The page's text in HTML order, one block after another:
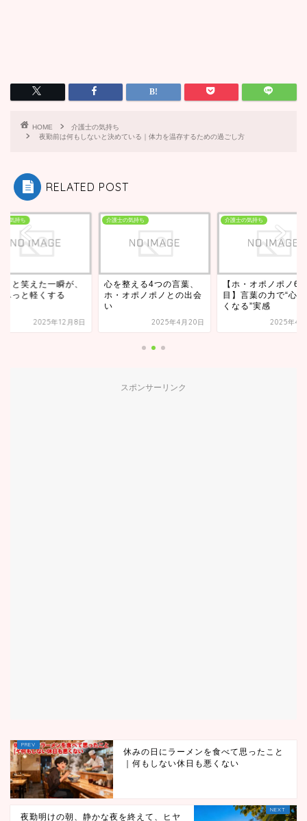
HOME
介護士の気持ち
夜勤前は何もしないと決めている｜体力を温存するための過ごし方
RELATED POST
の気持ち
ッと笑えた一瞬が、
ふっと軽くする
2025年12月8日
介護士の気持ち
心を整える4つの言葉、
ホ・オポノポノとの出会
い
2025年4月20日
介護士の気持ち
【ホ・オポノポノ6
目】言葉の力で“心
くなる”実感
2025年4
スポンサーリンク
休みの日にラーメンを食べて思ったこと
｜何もしない休日も悪くない
夜勤明けの朝、静かな夜を終えて、ヒヤ